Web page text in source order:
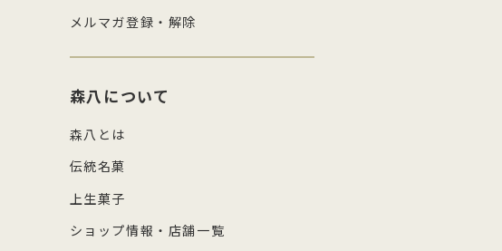
メルマガ登録・解除
森八について
森八とは
伝統名菓
上生菓子
ショップ情報・店舗一覧